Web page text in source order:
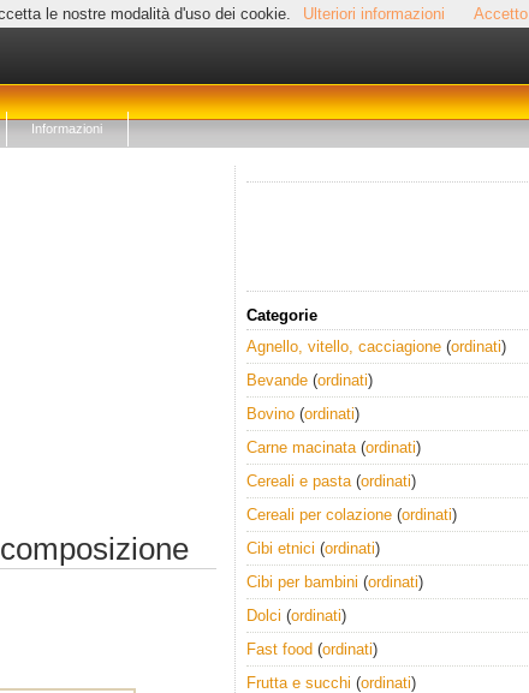
le nostre modalità d'uso dei cookie. Ulteriori informazioni Accetto
Informazioni
Categorie
Agnello, vitello, cacciagione (ordinati)
Bevande (ordinati)
Bovino (ordinati)
Carne macinata(ordinati)
Cereali e pasta(ordinati)
Cereali per colazione (ordinati)
Cibi etnici (ordinati)
Cibi per bambini (ordinati)
Dolci (ordinati)
Fast food (ordinati)
Frutta e succhi (ordinati)